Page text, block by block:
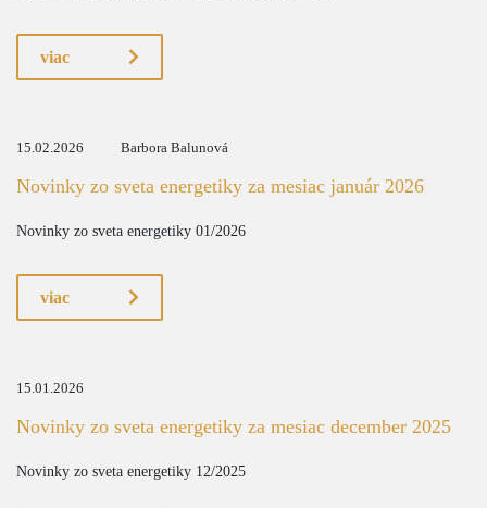
viac
15.02.2026 Barbora Balunová
Novinky zo sveta energetiky za mesiac január 2026
Novinky zo sveta energetiky 01/2026
viac
15.01.2026
Novinky zo sveta energetiky za mesiac december 2025
Novinky zo sveta energetiky 12/2025